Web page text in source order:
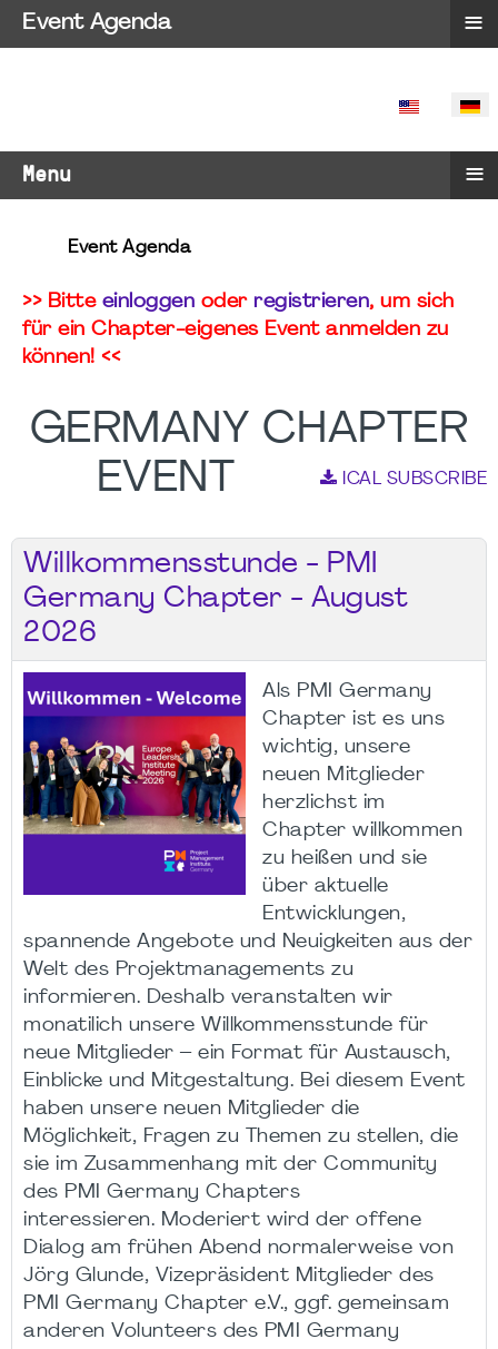
SPRACHE
Menu ≡
Event Agenda
>> Bitte einloggen oder registrieren, um sich
für ein Chapter-eigenes Event anmelden zu
können! <<
GERMANY CHAPTER
EVENT
ICAL SUBSCRIBE
Willkommensstunde - PMI
Germany Chapter - August
2026
Als PMI Germany
Chapter ist es uns
wichtig, unsere
neuen Mitglieder
herzlichst im
Chapter willkommen
zu heißen und sie
über aktuelle
Entwicklungen,
spannende Angebote und Neuigkeiten aus der
Welt des Projektmanagements zu
informieren. Deshalb veranstalten wir
monatilich unsere Willkommensstunde für
neue Mitglieder – ein Format für Austausch,
Einblicke und Mitgestaltung. Bei diesem Event
haben unsere neuen Mitglieder die
Möglichkeit, Fragen zu Themen zu stellen, die
sie im Zusammenhang mit der Community
des PMI Germany Chapters
interessieren. Moderiert wird der offene
Dialog am frühen Abend normalerweise von
Jörg Glunde, Vizepräsident Mitglieder des
PMI Germany Chapter e.V., ggf. gemeinsam
anderen Volunteers des PMI Germany
Event Agenda ≡